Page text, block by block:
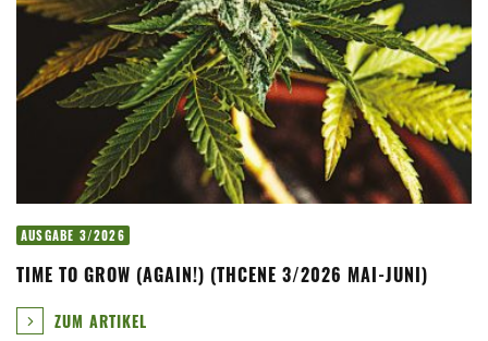
AUSGABE 3/2026
TIME TO GROW (AGAIN!) (THCENE 3/2026 MAI-JUNI)
ZUM ARTIKEL